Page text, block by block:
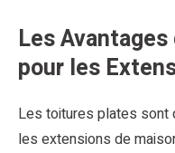
Les
pour les
Les toitures plates sont
les extensions de